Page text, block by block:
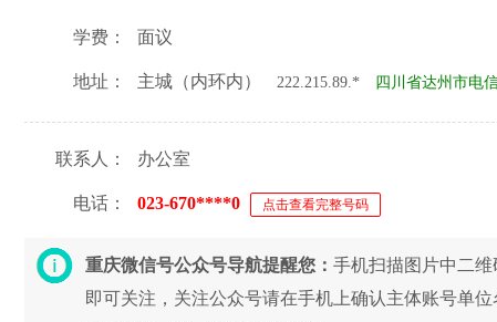
学费： 面议
地址： 主城（内环内） 222.215.89.* 四川省达州市电
联系人： 办公室
电话： 023-670****0 点击查看完整号码
重庆微信号公众号导航提醒您： 手机扫描图片中二维
即可关注，关注公众号请在手机上确认主体账号单位